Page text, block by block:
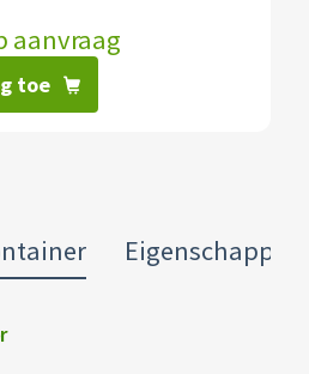
toe
aanvraag
Eigenschappen